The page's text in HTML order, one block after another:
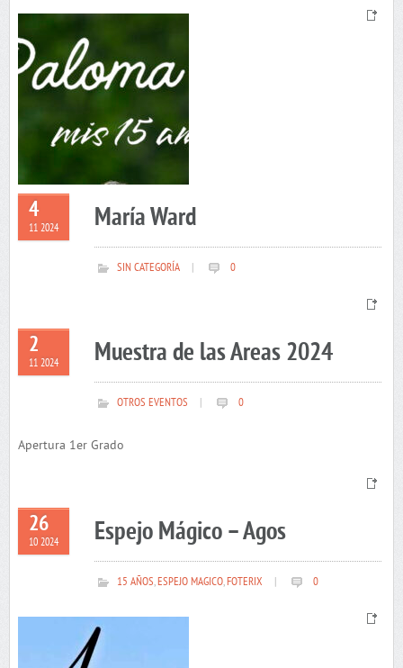
4
11 2024 María Ward
SIN CATEGORÍA 0
2
11 2024 Muestra de las Areas 2024
OTROS EVENTOS 0
Apertura 1er Grado
26
10 2024 Espejo Mágico – Agos
15 AÑOS,ESPEJO MAGICO,FOTERIX 0